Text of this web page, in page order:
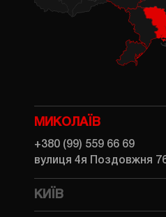
МИКОЛАЇВ
+380 (99) 559 66 69
вулиця 4я Поздовжня
КИЇВ